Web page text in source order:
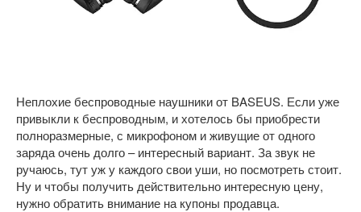
Неплохие беспроводные наушники от BASEUS. Если уже
привыкли к беспроводным, и хотелось бы приобрести
полноразмерные, с микрофоном и живущие от одного
заряда очень долго – интересный вариант. За звук не
ручаюсь, тут уж у каждого свои уши, но посмотреть стоит.
Ну и чтобы получить действительно интересную цену,
нужно обратить внимание на купоны продавца.